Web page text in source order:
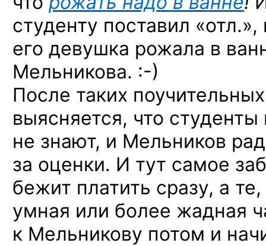
студенту поставил «отл.»,
его девушка рожала в
Мельникова. :-)
После таких
выясняется, что
не знают, и Мельников
за оценки. И тут самое
бежит платить сразу, а
умная или более жадная
к Мельникову потом и